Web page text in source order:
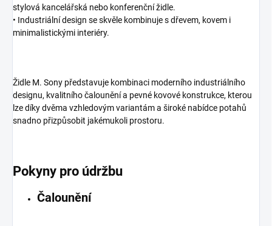
stylová kancelářská nebo konferenční židle.
• Industriální design se skvěle kombinuje s dřevem, kovem i
minimalistickými interiéry.
Židle M. Sony představuje kombinaci moderního industriálního
designu, kvalitního čalounění a pevné kovové konstrukce, kterou
lze díky dvěma vzhledovým variantám a široké nabídce potahů
snadno přizpůsobit jakémukoli prostoru.
Pokyny pro údržbu
Čalounění